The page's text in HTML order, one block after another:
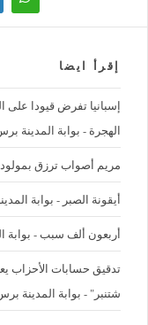
إقرأ ايضا
إسبانيا تفرض قيودا على
الهجرة - بوابة المدينة
مريم أصواب ترزق
أيقونة الصبر - بوابة
أربعون ألف سبب - بوابة
شتنبر" - بوابة المدينة